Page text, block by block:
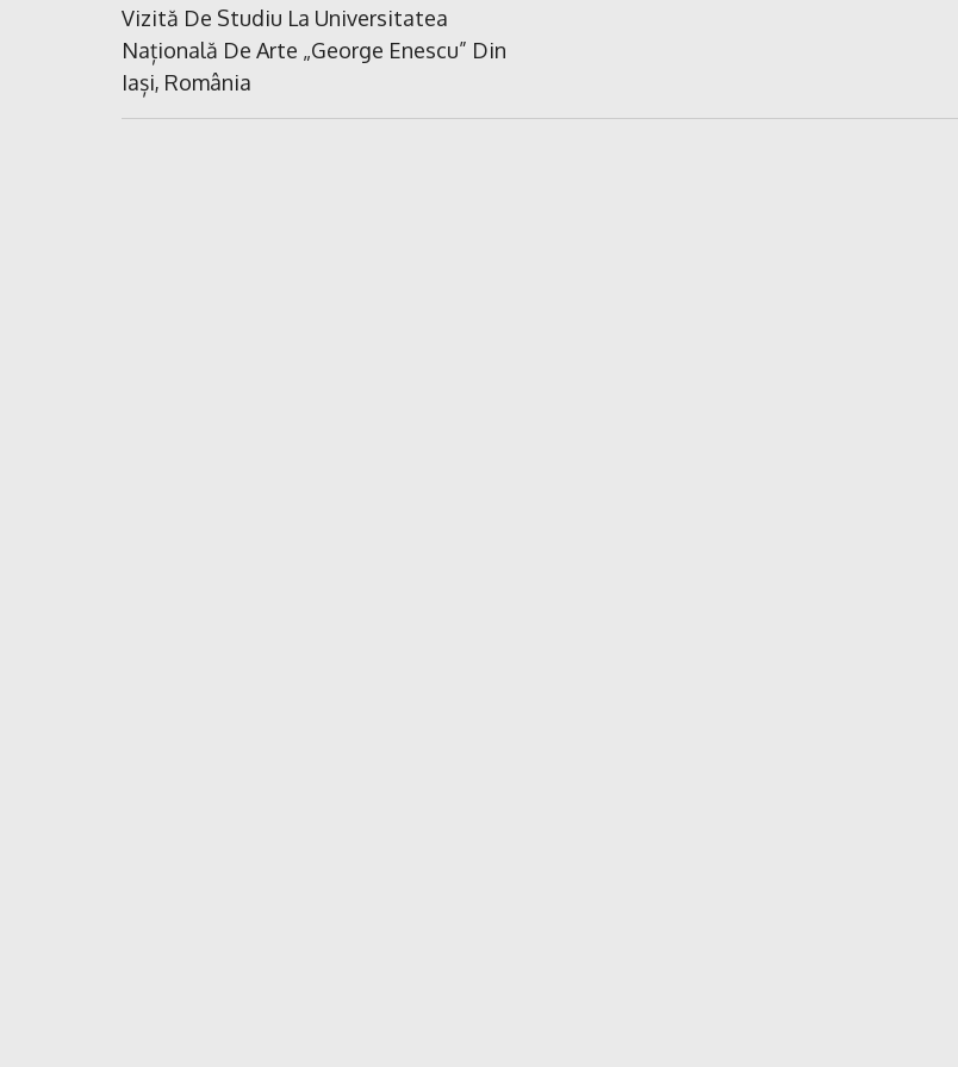
în
articole
Previous
Post:
Vizită De Studiu La Universitatea
Națională De Arte „George Enescu” Din
Iași, România